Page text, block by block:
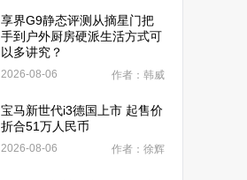
享界G9静态评测从摘星门把
手到户外厨房硬派生活方式可
以多讲究？
2026-08-06 作者：韩威
宝马新世代i3德国上市 起售价
折合51万人民币
2026-08-06 作者：徐辉